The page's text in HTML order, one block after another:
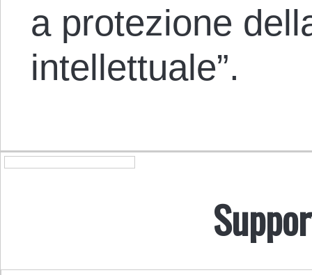
a protezione
intellettuale”.